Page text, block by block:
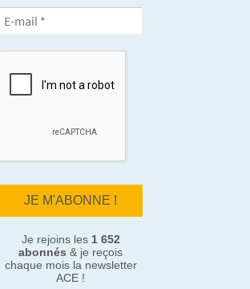
Je rejoins les 1 652
abonnés & je reçois
chaque mois la newsletter
ACE !